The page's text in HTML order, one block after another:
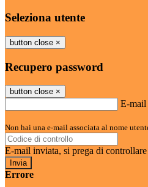
Seleziona utente
button close ×
Recupero password
button close ×
E-mail
Non hai una e-mail associata al nome
E-mail inviata, si prega di
Errore